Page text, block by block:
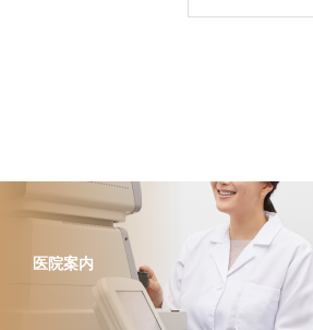
医院案内